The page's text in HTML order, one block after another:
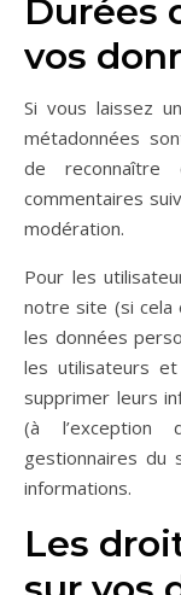
Durées
vos
Si vous laissez
métadonnées
de reconnaître
commentaires
modération.
Pour les
notre site (si cela
les données
les utilisateurs
supprimer leurs
(à l’exception
gestionnaires du
informations.
Les